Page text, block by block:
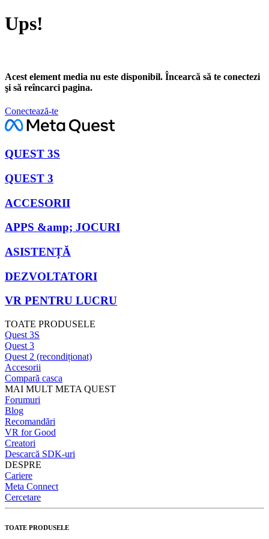
Ups!
Acest element media nu este disponibil. Încearcă să te conectezi
şi să reîncarci pagina.
Conectează-te
QUEST 3S
QUEST 3
ACCESORII
APPS &amp; JOCURI
ASISTENȚĂ
DEZVOLTATORI
VR PENTRU LUCRU
TOATE PRODUSELE
Quest 3S
Quest 3
Quest 2 (recondiționat)
Accesorii
Compară casca
MAI MULT META QUEST
Forumuri
Blog
Recomandări
VR for Good
Creatori
Descarcă SDK-uri
DESPRE
Cariere
Meta Connect
Cercetare
TOATE PRODUSELE